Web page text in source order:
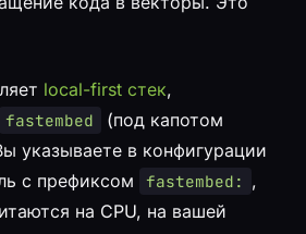
local-first стек,
fastembed
(под капотом
указываете в конфигурации
с префиксом
fastembed: ,
на CPU, на вашей